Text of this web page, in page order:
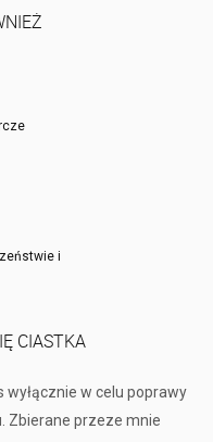
i
CIASTKA
w celu poprawy
Zbierane przeze mnie